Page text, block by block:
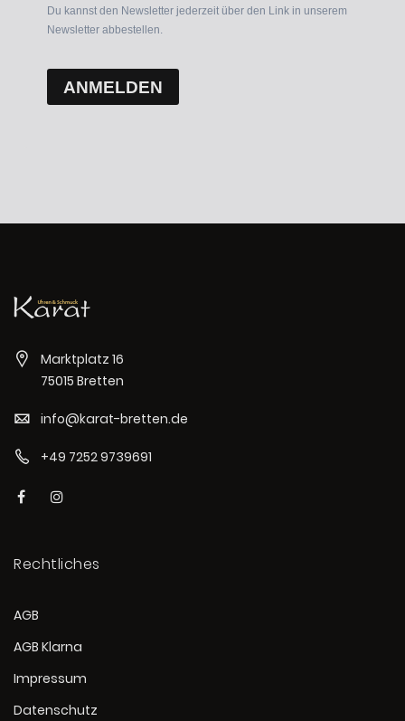
Du kannst den Newsletter jederzeit über den Link in unserem
Newsletter abbestellen.
ANMELDEN
Marktplatz 16
75015 Bretten
info@karat-bretten.de
+49 7252 9739691
Rechtliches
AGB
AGB Klarna
Impressum
Datenschutz